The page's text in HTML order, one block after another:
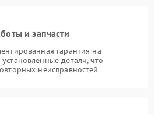
и запчасти
гарантия на
детали, что
неисправностей